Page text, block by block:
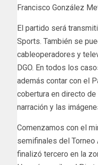
Francisco González
El partido será
Sports. También se
cableoperadores y
DGO. En todos los
además contar con el
cobertura en directo de
narración y las
Comenzamos con el
semifinales del Torneo
finalizó tercero en la